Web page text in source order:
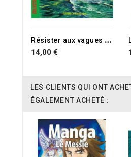
R
ésister aux vagues d'hérésies dans l'Eglise
14,00 €
LES CLIENTS QUI ONT
ÉGALEMENT ACHETÉ :